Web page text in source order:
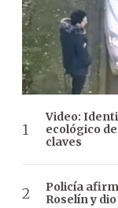
Video:
ecológico
claves
Policía
Roselín y